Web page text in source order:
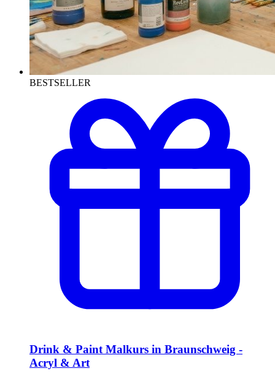
BESTSELLER
Drink & Paint Malkurs in Braunschweig -
Acryl & Art